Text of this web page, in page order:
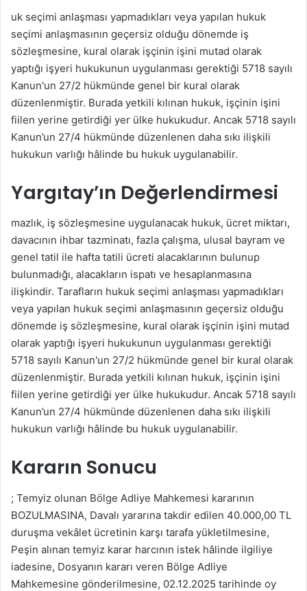
k
uk seçimi anlaşması yapmadıkları veya yapılan hukuk
seçimi anlaşmasının geçersiz olduğu dönemde iş
sözleşmesine, kural olarak işçinin işini mutad olarak
yaptığı işyeri hukukunun uygulanması gerektiği 5718 sayılı
Kanun'un 27/2 hükmünde genel bir kural olarak
düzenlenmiştir. Burada yetkili kılınan hukuk, işçinin işini
fiilen yerine getirdiği yer ülke hukukudur. Ancak 5718 sayılı
Kanun’un 27/4 hükmünde düzenlenen daha sıkı ilişkili
hukukun varlığı hâlinde bu hukuk uygulanabilir.
Yargıtay’ın Değerlendirmesi
mazlık, iş sözleşmesine uygulanacak hukuk, ücret miktarı,
davacının ihbar tazminatı, fazla çalışma, ulusal bayram ve
genel tatil ile hafta tatili ücreti alacaklarının bulunup
bulunmadığı, alacakların ispatı ve hesaplanmasına
ilişkindir. Tarafların hukuk seçimi anlaşması yapmadıkları
veya yapılan hukuk seçimi anlaşmasının geçersiz olduğu
dönemde iş sözleşmesine, kural olarak işçinin işini mutad
olarak yaptığı işyeri hukukunun uygulanması gerektiği
5718 sayılı Kanun'un 27/2 hükmünde genel bir kural olarak
düzenlenmiştir. Burada yetkili kılınan hukuk, işçinin işini
fiilen yerine getirdiği yer ülke hukukudur. Ancak 5718 sayılı
Kanun’un 27/4 hükmünde düzenlenen daha sıkı ilişkili
hukukun varlığı hâlinde bu hukuk uygulanabilir.
Kararın Sonucu
; Temyiz olunan Bölge Adliye Mahkemesi kararının
BOZULMASINA, Davalı yararına takdir edilen 40.000,00 TL
duruşma vekâlet ücretinin karşı tarafa yükletilmesine,
Peşin alınan temyiz karar harcının istek hâlinde ilgiliye
iadesine, Dosyanın kararı veren Bölge Adliye
Mahkemesine gönderilmesine, 02.12.2025 tarihinde oy